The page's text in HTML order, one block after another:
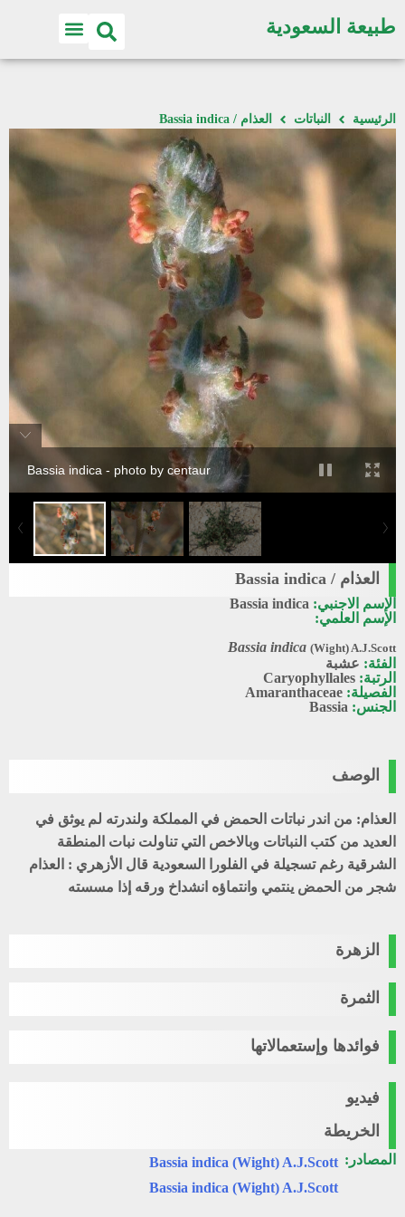
طبيعة السعودية
الرئيسية النباتات العذام / Bassia indica
Bassia indica - photo by centaur
العذام / Bassia indica
الإسم الاجنبي: Bassia indica
الإسم العلمي:
Bassia indica (Wight) A.J.Scott
الفئة: عشبة
الرتبة: Caryophyllales
الفصيلة: Amaranthaceae
الجنس: Bassia
الوصف
العذام: من اندر نباتات الحمض في المملكة ولندرته لم يوثق في
العديد من كتب النباتات وبالاخص التي تناولت نبات المنطقة
الشرقية رغم تسجيلة في الفلورا السعودية قال الأزهري : العذام
شجر من الحمض ينتمي وانتماؤه انشداخ ورقه إذا مسسته
الزهرة
الثمرة
فوائدها وإستعمالاتها
فيديو
الخريطة
المصادر: Bassia indica (Wight) A.J.Scott
Bassia indica (Wight) A.J.Scott